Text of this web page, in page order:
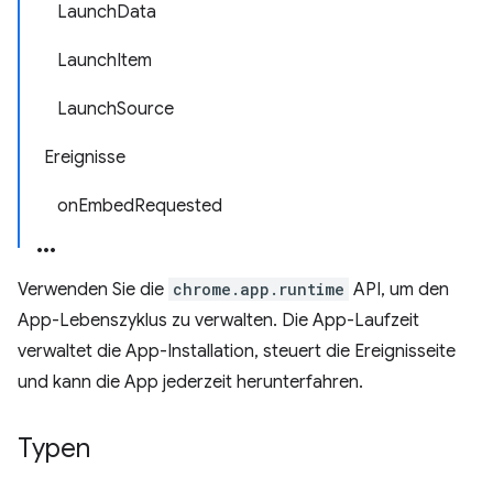
LaunchData
LaunchItem
LaunchSource
Ereignisse
onEmbedRequested
Verwenden Sie die chrome.app.runtime API, um den
App-Lebenszyklus zu verwalten. Die App-Laufzeit
verwaltet die App-Installation, steuert die Ereignisseite
und kann die App jederzeit herunterfahren.
Typen